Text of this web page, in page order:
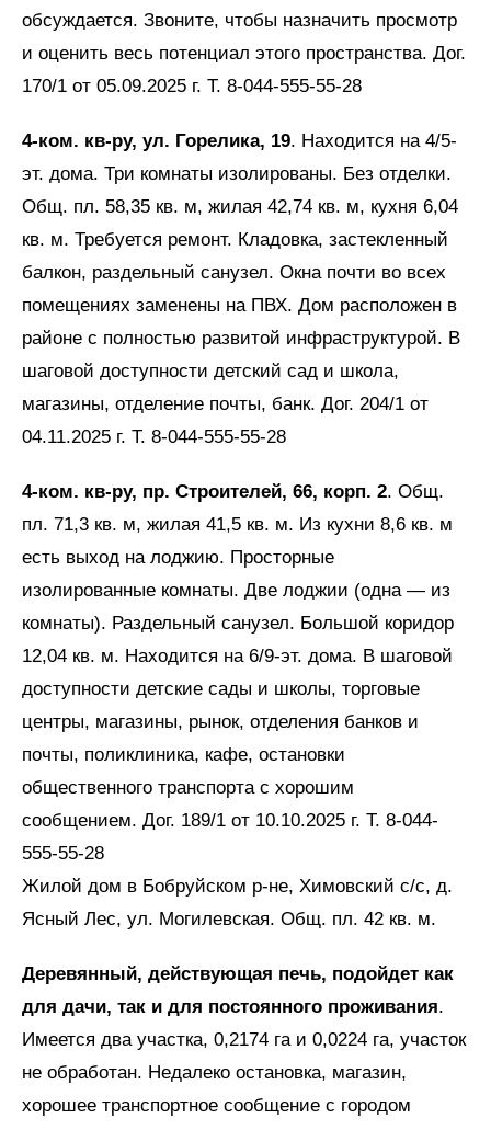
обсуждается. Звоните, чтобы назначить просмотр
и оценить весь потенциал этого пространства. Дог.
170/1 от 05.09.2025 г. Т. 8-044-555-55-28
4-ком. кв-ру, ул. Горелика, 19. Находится на 4/5-
эт. дома. Три комнаты изолированы. Без отделки.
Общ. пл. 58,35 кв. м, жилая 42,74 кв. м, кухня 6,04
кв. м. Требуется ремонт. Кладовка, застекленный
балкон, раздельный санузел. Окна почти во всех
помещениях заменены на ПВХ. Дом расположен в
районе с полностью развитой инфраструктурой. В
шаговой доступности детский сад и школа,
магазины, отделение почты, банк. Дог. 204/1 от
04.11.2025 г. Т. 8-044-555-55-28
4-ком. кв-ру, пр. Строителей, 66, корп. 2. Общ.
пл. 71,3 кв. м, жилая 41,5 кв. м. Из кухни 8,6 кв. м
есть выход на лоджию. Просторные
изолированные комнаты. Две лоджии (одна — из
комнаты). Раздельный санузел. Большой коридор
12,04 кв. м. Находится на 6/9-эт. дома. В шаговой
доступности детские сады и школы, торговые
центры, магазины, рынок, отделения банков и
почты, поликлиника, кафе, остановки
общественного транспорта с хорошим
сообщением. Дог. 189/1 от 10.10.2025 г. Т. 8-044-
555-55-28
Жилой дом в Бобруйском р-не, Химовский с/с, д.
Ясный Лес, ул. Могилевская. Общ. пл. 42 кв. м.
Деревянный, действующая печь, подойдет как
для дачи, так и для постоянного проживания.
Имеется два участка, 0,2174 га и 0,0224 га, участок
не обработан. Недалеко остановка, магазин,
хорошее транспортное сообщение с городом